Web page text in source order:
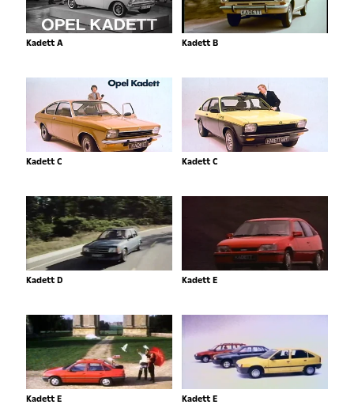
Kadett A Kadett B
Kadett C Kadett C
Kadett D Kadett E
Kadett E Kadett E